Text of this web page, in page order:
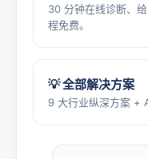
30 分钟在线诊断、
程免费。
💡 全部解决方案
9 大行业纵深方案 +